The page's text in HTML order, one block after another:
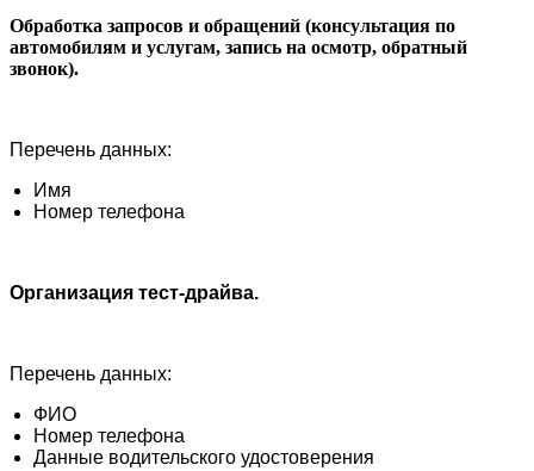
Обработка запросов и обращений (консультация по
автомобилям и услугам, запись на осмотр, обратный
звонок).
Перечень данных:
Имя
Номер телефона
Организация тест-драйва.
Перечень данных:
ФИО
Номер телефона
Данные водительского удостоверения